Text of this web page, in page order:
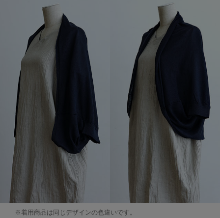
※着用商品は同じデザインの色違いです。